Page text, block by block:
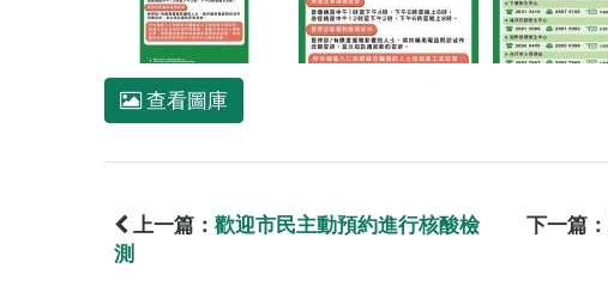
查看圖庫
上一篇： 歡迎市民主動預約進行核酸檢
測
下一篇：